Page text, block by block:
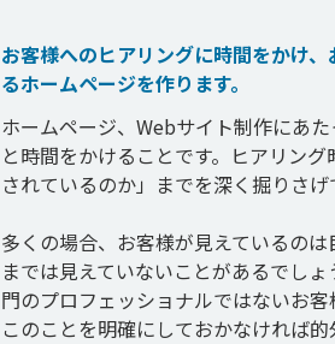
お客様へのヒアリングに時間をかけ
るホームページを作ります。
ホームページ、Webサイト制作にあ
と時間をかけることです。ヒアリン
されているのか」までを深く掘りさげ
多くの場合、お客様が見えているの
までは見えていないことがあるでし
門のプロフェッショナルではないお
このことを明確にしておかなければ